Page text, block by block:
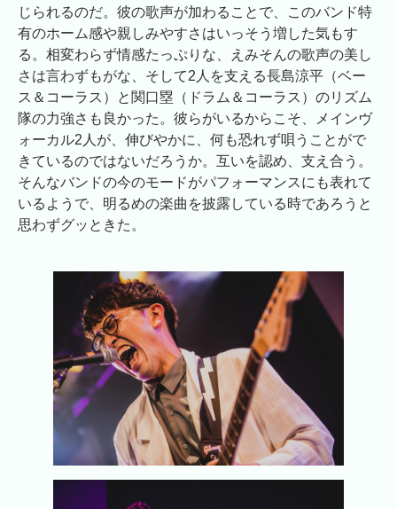
じられるのだ。彼の歌声が加わることで、このバンド特
有のホーム感や親しみやすさはいっそう増した気もす
る。相変わらず情感たっぷりな、えみそんの歌声の美し
さは言わずもがな、そして2人を支える長島涼平（ベー
ス＆コーラス）と関口塁（ドラム＆コーラス）のリズム
隊の力強さも良かった。彼らがいるからこそ、メインヴ
ォーカル2人が、伸びやかに、何も恐れず唄うことがで
きているのではないだろうか。互いを認め、支え合う。
そんなバンドの今のモードがパフォーマンスにも表れて
いるようで、明るめの楽曲を披露している時であろうと
思わずグッときた。